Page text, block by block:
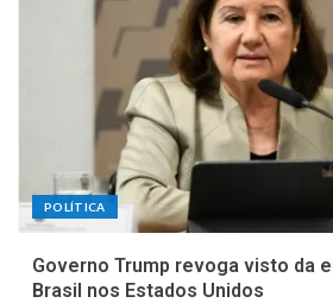
POLÍTICA
Governo Trump revoga visto da
Brasil nos Estados Unidos